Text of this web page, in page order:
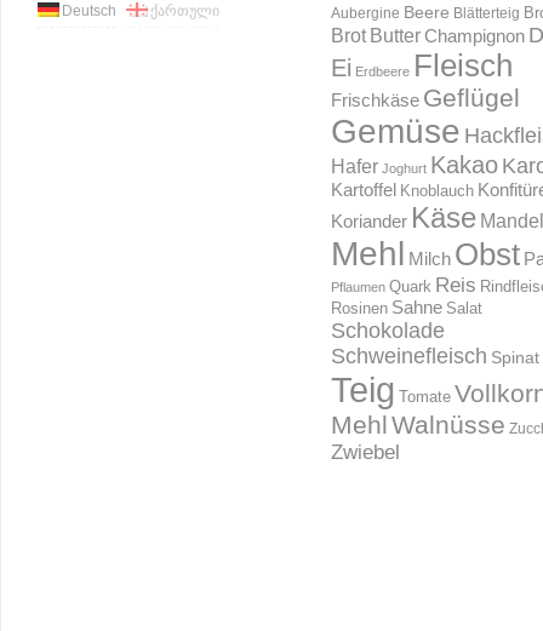
Deutsch ქართული Aubergine Beere Blätterteig
Brot ButterChampignon
Ei Erdbeere Fleisch
Frischkäse Geflügel
Gemüse
Hafer Joghurt Kakao
Kartoffel Knoblauch
Koriander Käse Mandel
Mehl Milch Obst
Pflaumen Quark Reis
Rosinen Sahne Salat
Schokolade
Schweinefleisch Spinat
Teig Tomate
MehlWalnüsse
Zwiebel